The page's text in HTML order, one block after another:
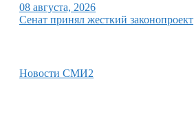
08 августа, 2026
Сенат принял жесткий законопроект
Новости СМИ2